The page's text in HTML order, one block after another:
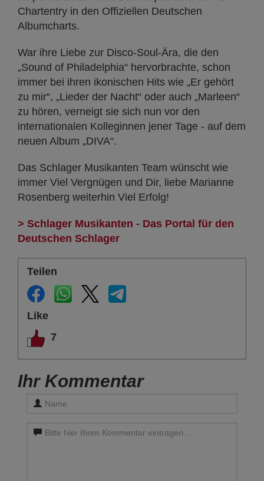
Chartentry in den Offiziellen Deutschen
Albumcharts.
War ihre Liebe zur Disco-Soul-Ära, die den
„Sound of Philadelphia“ hervorbrachte, schon
immer bei ihren ikonischen Hits wie „Er gehört
zu mir“, „Lieder der Nacht“ oder auch „Marleen“
zu hören, verneigt sie sich nun vor den
internationalen Kolleginnen jener Tage - auf dem
neuen Album „DIVA“.
Das Schlager Musikanten Team wünscht wie
immer Viel Vergnügen und Dir, liebe Marianne
Rosenberg weiterhin Viel Erfolg!
> Schlager Musikanten - Das Portal für den
Deutschen Schlager
Teilen
Like
7
Ihr Kommentar